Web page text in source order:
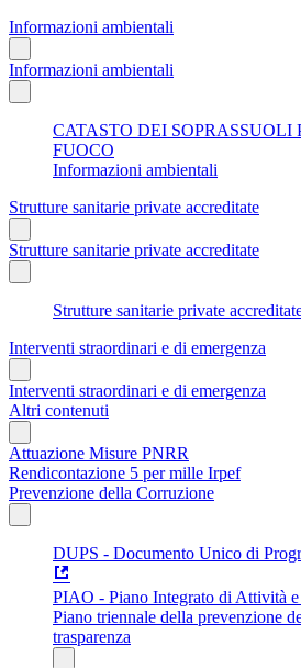
Informazioni ambientali
Informazioni ambientali
CATASTO DEI SOPRASSUOLI
FUOCO
Informazioni ambientali
Strutture sanitarie private accreditate
Strutture sanitarie private accreditate
Strutture sanitarie private
Interventi straordinari e di emergenza
Interventi straordinari e di emergenza
Altri contenuti
Attuazione Misure PNRR
Rendicontazione 5 per mille Irpef
Prevenzione della Corruzione
DUPS - Documento Unico di
PIAO - Piano Integrato di Attività
Piano triennale della prevenzione
trasparenza